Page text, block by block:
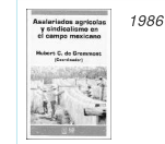
1986